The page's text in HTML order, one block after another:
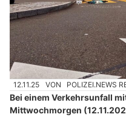
12.11.25 VON POLIZEI.NEWS
Bei einem Verkehrsunfall
Mittwochmorgen